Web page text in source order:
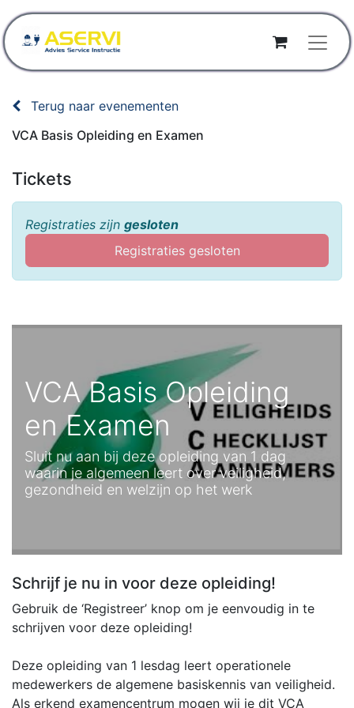
Terug naar evenementen
VCA Basis Opleiding en Examen
Tickets
Registraties zijn gesloten
Registraties gesloten
VCA Basis Opleiding
en Examen
Sluit nu aan bij deze opleiding van 1 dag
waarin je algemeen leert over veiligheid,
gezondheid en welzijn op het werk
Schrijf je nu in voor deze opleiding!
Gebruik de ‘Registreer’ knop om je eenvoudig in te
schrijven voor deze opleiding!
Deze opleiding van 1 lesdag leert operationele
medewerkers de algemene basiskennis van veiligheid.
Als erkend examencentrum mogen wij je dit VCA